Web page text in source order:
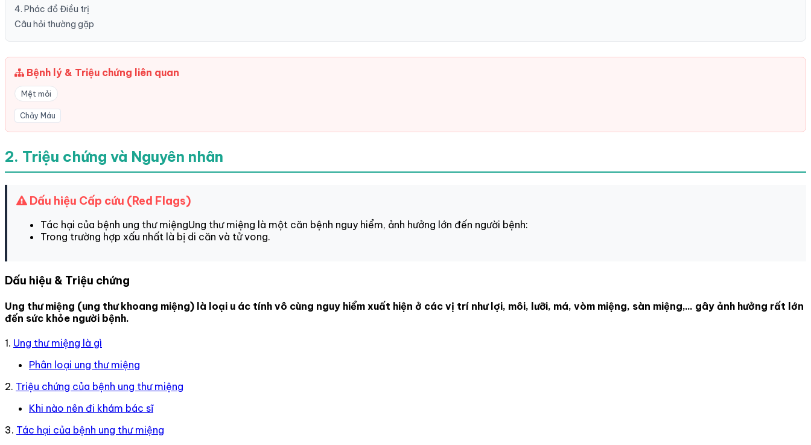
4. Phác đồ Điều trị
Câu hỏi thường gặp
Bệnh lý & Triệu chứng liên quan
Mệt mỏi
Chảy Máu
2. Triệu chứng và Nguyên nhân
Dấu hiệu Cấp cứu (Red Flags)
Tác hại của bệnh ung thư miệngUng thư miệng là một căn bệnh nguy hiểm, ảnh hưởng lớn đến người bệnh:
Trong trường hợp xấu nhất là bị di căn và tử vong.
Dấu hiệu & Triệu chứng
Ung thư miệng (ung thư khoang miệng) là loại u ác tính vô cùng nguy hiểm xuất hiện ở các vị trí như lợi, môi, lưỡi, má, vòm miệng, sàn miệng,... gây ảnh hưởng rất lớn
đến sức khỏe người bệnh.
1. Ung thư miệng là gì
Phân loại ung thư miệng
2. Triệu chứng của bệnh ung thư miệng
Khi nào nên đi khám bác sĩ
3. Tác hại của bệnh ung thư miệng